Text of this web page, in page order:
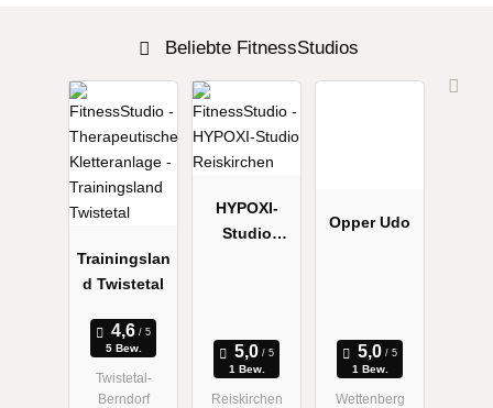
Beliebte FitnessStudios
Trainingslan
d Twistetal
5 Bew.
Twistetal-
Berndorf
HYPOXI-
Studio
1 Bew.
Reiskirchen
Opper Udo
1 Bew.
Wettenberg